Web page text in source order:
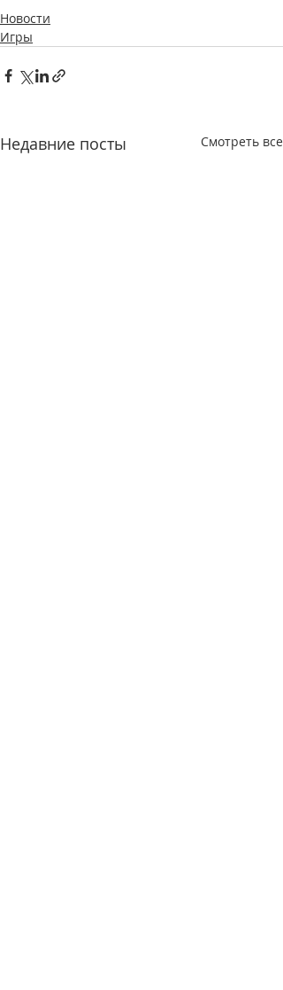
Новости
Игры
Недавние посты Смотреть все